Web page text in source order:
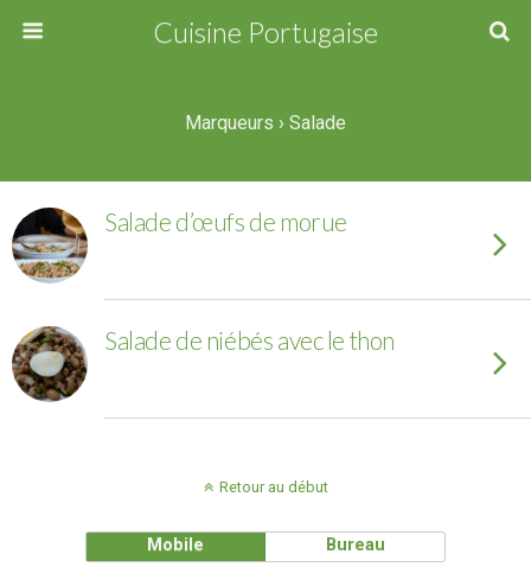
Cuisine Portugaise
Marqueurs › Salade
Salade d’œufs de morue
Salade de niébés avec le thon
Retour au début
Mobile Bureau